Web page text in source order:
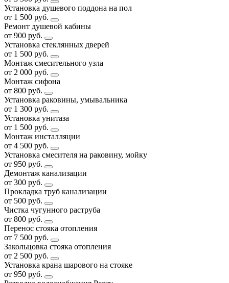
Установка душевого поддона на пол
от 1 500 руб.
Ремонт душевой кабины
от 900 руб.
Установка стеклянных дверей
от 1 500 руб.
Монтаж смесительного узла
от 2 000 руб.
Монтаж сифона
от 800 руб.
Установка раковины, умывальника
от 1 300 руб.
Установка унитаза
от 1 500 руб.
Монтаж инсталляции
от 4 500 руб.
Установка смесителя на раковину, мойку
от 950 руб.
Демонтаж канализации
от 300 руб.
Прокладка труб канализации
от 500 руб.
Чистка чугунного раструба
от 800 руб.
Перенос стояка отопления
от 7 500 руб.
Закольцовка стояка отопления
от 2 500 руб.
Установка крана шарового на стояке
от 950 руб.